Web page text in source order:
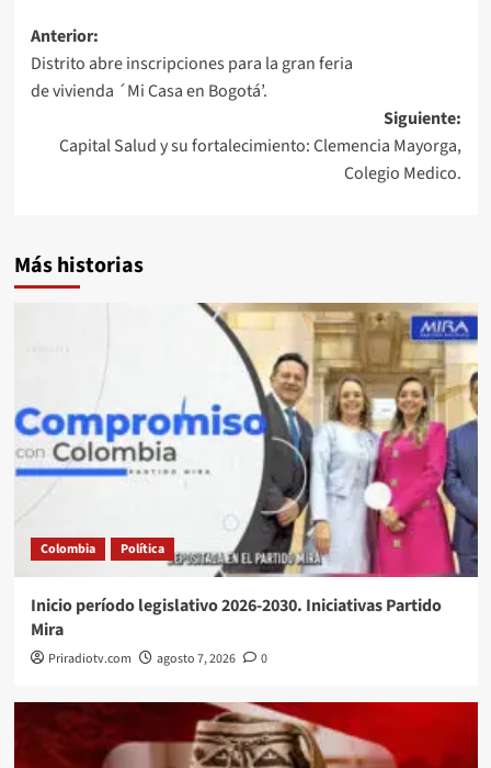
Navegación
de
entradas
Anterior:
Distrito abre inscripciones para la gran feria
de vivienda ´Mi Casa en Bogotá’.
Siguiente:
Capital Salud y su fortalecimiento: Clemencia Mayorga,
Colegio Medico.
Más historias
Colombia Política
Inicio período legislativo 2026-2030. Iniciativas Partido
Mira
Priradiotv.com agosto 7, 2026 0